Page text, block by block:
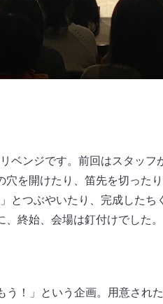
ベンジです。前回はスタッフ
を開けたり、笛先を切った
とつぶやいたり、完成したち
終始、会場は釘付けでした。
う！」という企画。用意され